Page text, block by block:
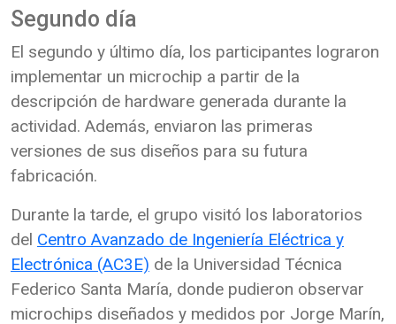
Segundo día
El segundo y último día, los participantes lograron
implementar un microchip a partir de la
descripción de hardware generada durante la
actividad. Además, enviaron las primeras
versiones de sus diseños para su futura
fabricación.
Durante la tarde, el grupo visitó los laboratorios
del Centro Avanzado de Ingeniería Eléctrica y
Electrónica (AC3E) de la Universidad Técnica
Federico Santa María, donde pudieron observar
microchips diseñados y medidos por Jorge Marín,